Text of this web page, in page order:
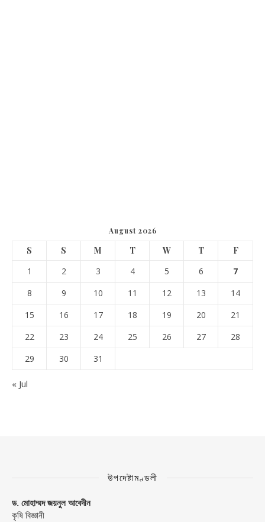
August 2026
S S M T W T
F
1
2 3 4 5 6
7
8
9 10 11 12 13
14
15
16 17 18 19 20
21
22
23 24 25 26 27
28
29
30 31
« Jul
উপদেষ্টামণ্ডলী
ড. মোহাম্মদ জয়নুল আবেদীন
কৃষি বিজ্ঞানী